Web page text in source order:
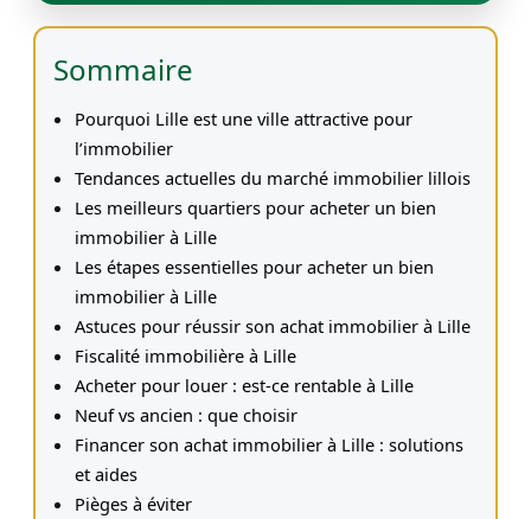
Sommaire
Pourquoi Lille est une ville attractive pour
l’immobilier
Tendances actuelles du marché immobilier lillois
Les meilleurs quartiers pour acheter un bien
immobilier à Lille
Les étapes essentielles pour acheter un bien
immobilier à Lille
Astuces pour réussir son achat immobilier à Lille
Fiscalité immobilière à Lille
Acheter pour louer : est-ce rentable à Lille
Neuf vs ancien : que choisir
Financer son achat immobilier à Lille : solutions
et aides
Pièges à éviter